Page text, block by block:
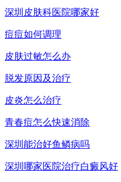
深圳皮肤科医院哪家好
痘痘如何调理
皮肤过敏怎么办
脱发原因及治疗
皮炎怎么治疗
青春痘怎么快速消除
深圳能治好鱼鳞病吗
深圳哪家医院治疗白癜风好